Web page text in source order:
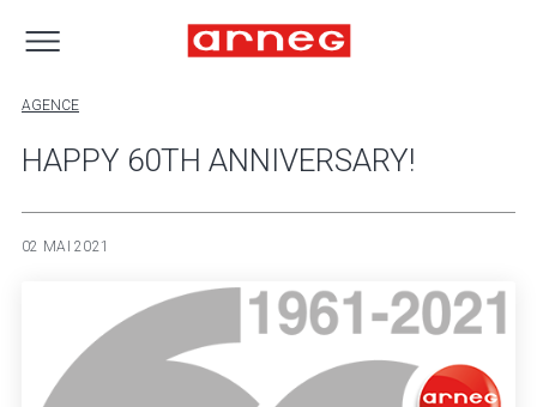
AGENCE
HAPPY 60TH ANNIVERSARY!
02 MAI 2021